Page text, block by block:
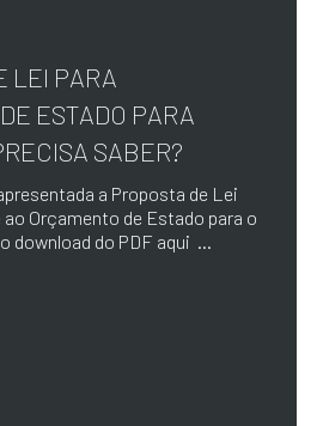
LEI PARA
ESTADO PARA
SABER?
a Proposta de Lei
ao Orçamento de Estado para o
download do PDF aqui ...